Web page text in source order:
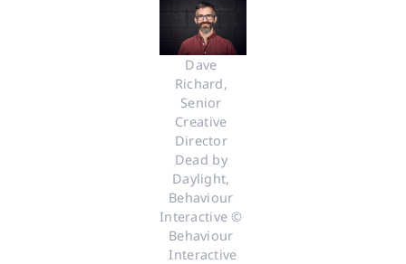
Dave
Richard,
Senior
Creative
Director
Dead by
Daylight,
Behaviour
Interactive ©
Behaviour
Interactive